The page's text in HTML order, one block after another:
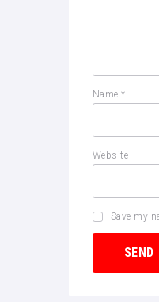
Name*
Website
Save my